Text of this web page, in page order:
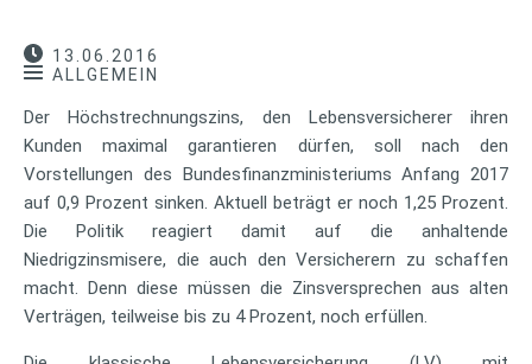
13.06.2016
ALLGEMEIN
Der Höchstrechnungszins, den Lebensversicherer ihren
Kunden maximal garantieren dürfen, soll nach den
Vorstellungen des Bundesfinanzministeriums Anfang 2017
auf 0,9 Prozent sinken. Aktuell beträgt er noch 1,25 Prozent.
Die Politik reagiert damit auf die anhaltende
Niedrigzinsmisere, die auch den Versicherern zu schaffen
macht. Denn diese müssen die Zinsversprechen aus alten
Verträgen, teilweise bis zu 4 Prozent, noch erfüllen.